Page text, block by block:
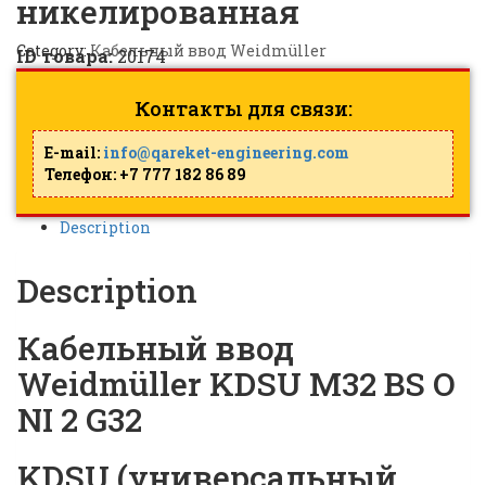
никелированная
Category:Кабельный ввод Weidmüller
ID товара:20174
Контакты для связи:
E-mail: info@qareket-engineering.com
Телефон: +7 777 182 86 89
Description
Description
Кабельный ввод
Weidmüller KDSU M32 BS O
NI 2 G32